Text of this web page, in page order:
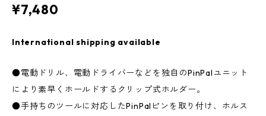
¥7,480
International shipping available
●電動ドリル、電動ドライバーなどを独自のPinPalユニット
により素早くホールドするクリップ式ホルダー。
●手持ちのツールに対応したPinPalピンを取り付け、ホルス